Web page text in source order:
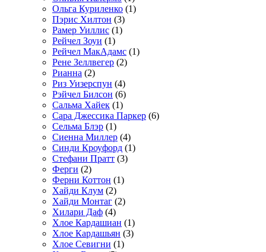
Ольга Куриленко (1)
Пэрис Хилтон (3)
Рамер Уиллис (1)
Рейчел Зоуи (1)
Рейчел МакАдамс (1)
Рене Зеллвегер (2)
Рианна (2)
Риз Уизерспун (4)
Рэйчел Билсон (6)
Сальма Хайек (1)
Сара Джессика Паркер (6)
Сельма Блэр (1)
Сиенна Миллер (4)
Синди Кроуфорд (1)
Стефани Пратт (3)
Ферги (2)
Ферни Коттон (1)
Хайди Клум (2)
Хайди Монтаг (2)
Хилари Даф (4)
Хлое Кардашиан (1)
Хлое Кардашьян (3)
Хлое Севигни (1)